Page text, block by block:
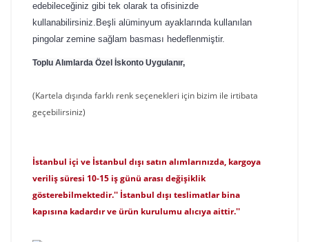
edebileceğiniz gibi tek olarak ta ofisinizde
kullanabilirsiniz.Beşli alüminyum ayaklarında kullanılan
pingolar zemine sağlam basması hedeflenmiştir.
Toplu Alımlarda Özel İskonto Uygulanır,
(Kartela dışında farklı renk seçenekleri için bizim ile irtibata
geçebilirsiniz)
İstanbul içi ve İstanbul dışı satın alımlarınızda, kargoya
veriliş süresi 10-15 iş günü arası değişiklik
gösterebilmektedir.'' İstanbul dışı teslimatlar bina
kapısına kadardır ve ürün kurulumu alıcıya aittir.''